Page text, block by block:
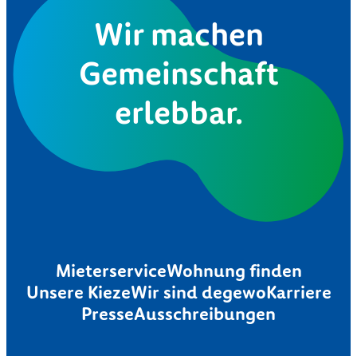
Wir machen
Gemeinschaft
erlebbar.
MieterserviceWohnung finden
Unsere KiezeWir sind degewoKarriere
PresseAusschreibungen